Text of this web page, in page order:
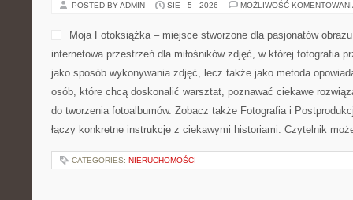
POSTED BY ADMIN SIE - 5 - 2026 MOŻLIWOŚĆ
Moja Fotoksiążka – miejsce stworzone dla pasjonatów
internetowa przestrzeń dla miłośników zdjęć, w której fotografia
jako sposób wykonywania zdjęć, lecz także jako metoda
osób, które chcą doskonalić warsztat, poznawać ciekawe
do tworzenia fotoalbumów. Zobacz także Fotografia i
łączy konkretne instrukcje z ciekawymi historiami. Czytelnik
CATEGORIES: NIERUCHOMOŚCI